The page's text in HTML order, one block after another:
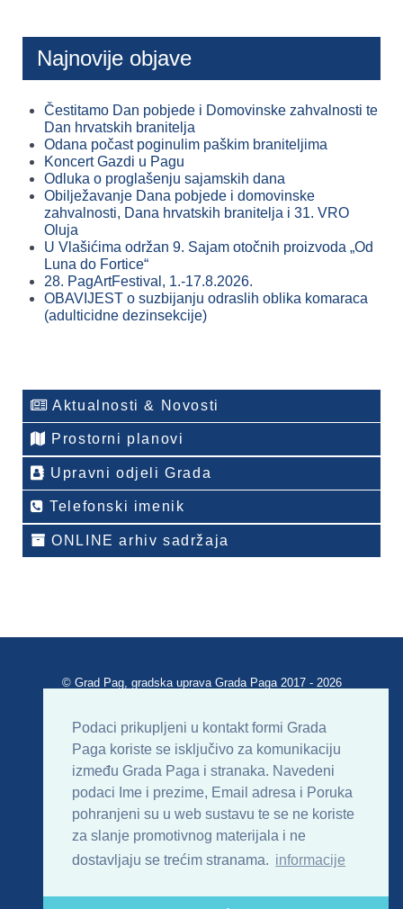
Podaci prikupljeni u kontakt formi Grada
Paga koriste se isključivo za komunikaciju
između Grada Paga i stranaka. Navedeni
podaci Ime i prezime, Email adresa i Poruka
pohranjeni su u web sustavu te se ne koriste
za slanje promotivnog materijala i ne
dostavljaju se trećim stranama. informacije
Najnovije objave
Čestitamo Dan pobjede i Domovinske zahvalnosti te
Dan hrvatskih branitelja
Odana počast poginulim paškim braniteljima
Koncert Gazdi u Pagu
Odluka o proglašenju sajamskih dana
Obilježavanje Dana pobjede i domovinske
zahvalnosti, Dana hrvatskih branitelja i 31. VRO
Oluja
U Vlašićima održan 9. Sajam otočnih proizvoda „Od
Luna do Fortice“
28. PagArtFestival, 1.-17.8.2026.
OBAVIJEST o suzbijanju odraslih oblika komaraca
(adulticidne dezinsekcije)
Aktualnosti & Novosti
Prostorni planovi
Upravni odjeli Grada
Telefonski imenik
ONLINE arhiv sadržaja
© Grad Pag, gradska uprava Grada Paga 2017 - 2026
Uvjeti korištenja Impressum
Kontakt
Sitemap
RSS